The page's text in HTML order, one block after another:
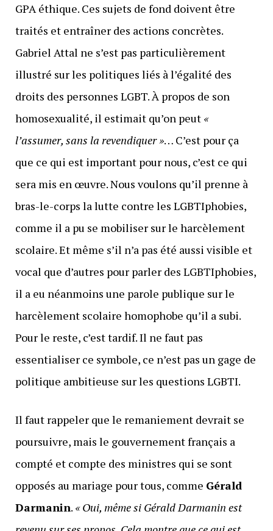
GPA éthique. Ces sujets de fond doivent être
traités et entraîner des actions concrètes.
Gabriel Attal ne s’est pas particulièrement
illustré sur les politiques liés à l’égalité des
droits des personnes LGBT. À propos de son
homosexualité, il estimait qu’on peut «
l’assumer, sans la revendiquer »… C’est pour ça
que ce qui est important pour nous, c’est ce qui
sera mis en œuvre. Nous voulons qu’il prenne à
bras-le-corps la lutte contre les LGBTIphobies,
comme il a pu se mobiliser sur le harcèlement
scolaire. Et même s’il n’a pas été aussi visible et
vocal que d’autres pour parler des LGBTIphobies,
il a eu néanmoins une parole publique sur le
harcèlement scolaire homophobe qu’il a subi.
Pour le reste, c’est tardif. Il ne faut pas
essentialiser ce symbole, ce n’est pas un gage de
politique ambitieuse sur les questions LGBTI.
Il faut rappeler que le remaniement devrait se
poursuivre, mais le gouvernement français a
compté et compte des ministres qui se sont
opposés au mariage pour tous, comme Gérald
Darmanin. « Oui, même si Gérald Darmanin est